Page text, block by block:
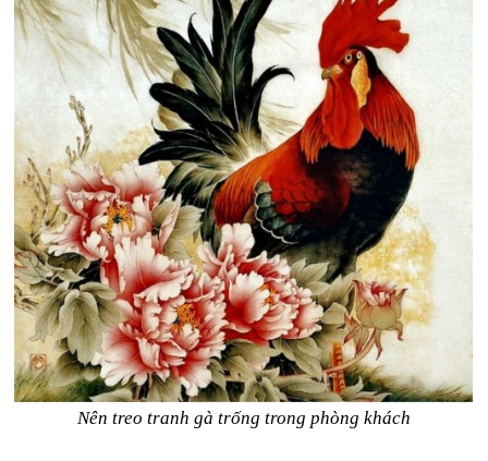
Nên treo tranh gà trống trong phòng khách